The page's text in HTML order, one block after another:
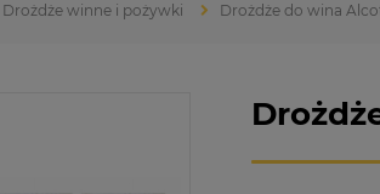
Drożdże winne i pożywki Drożdże do wina